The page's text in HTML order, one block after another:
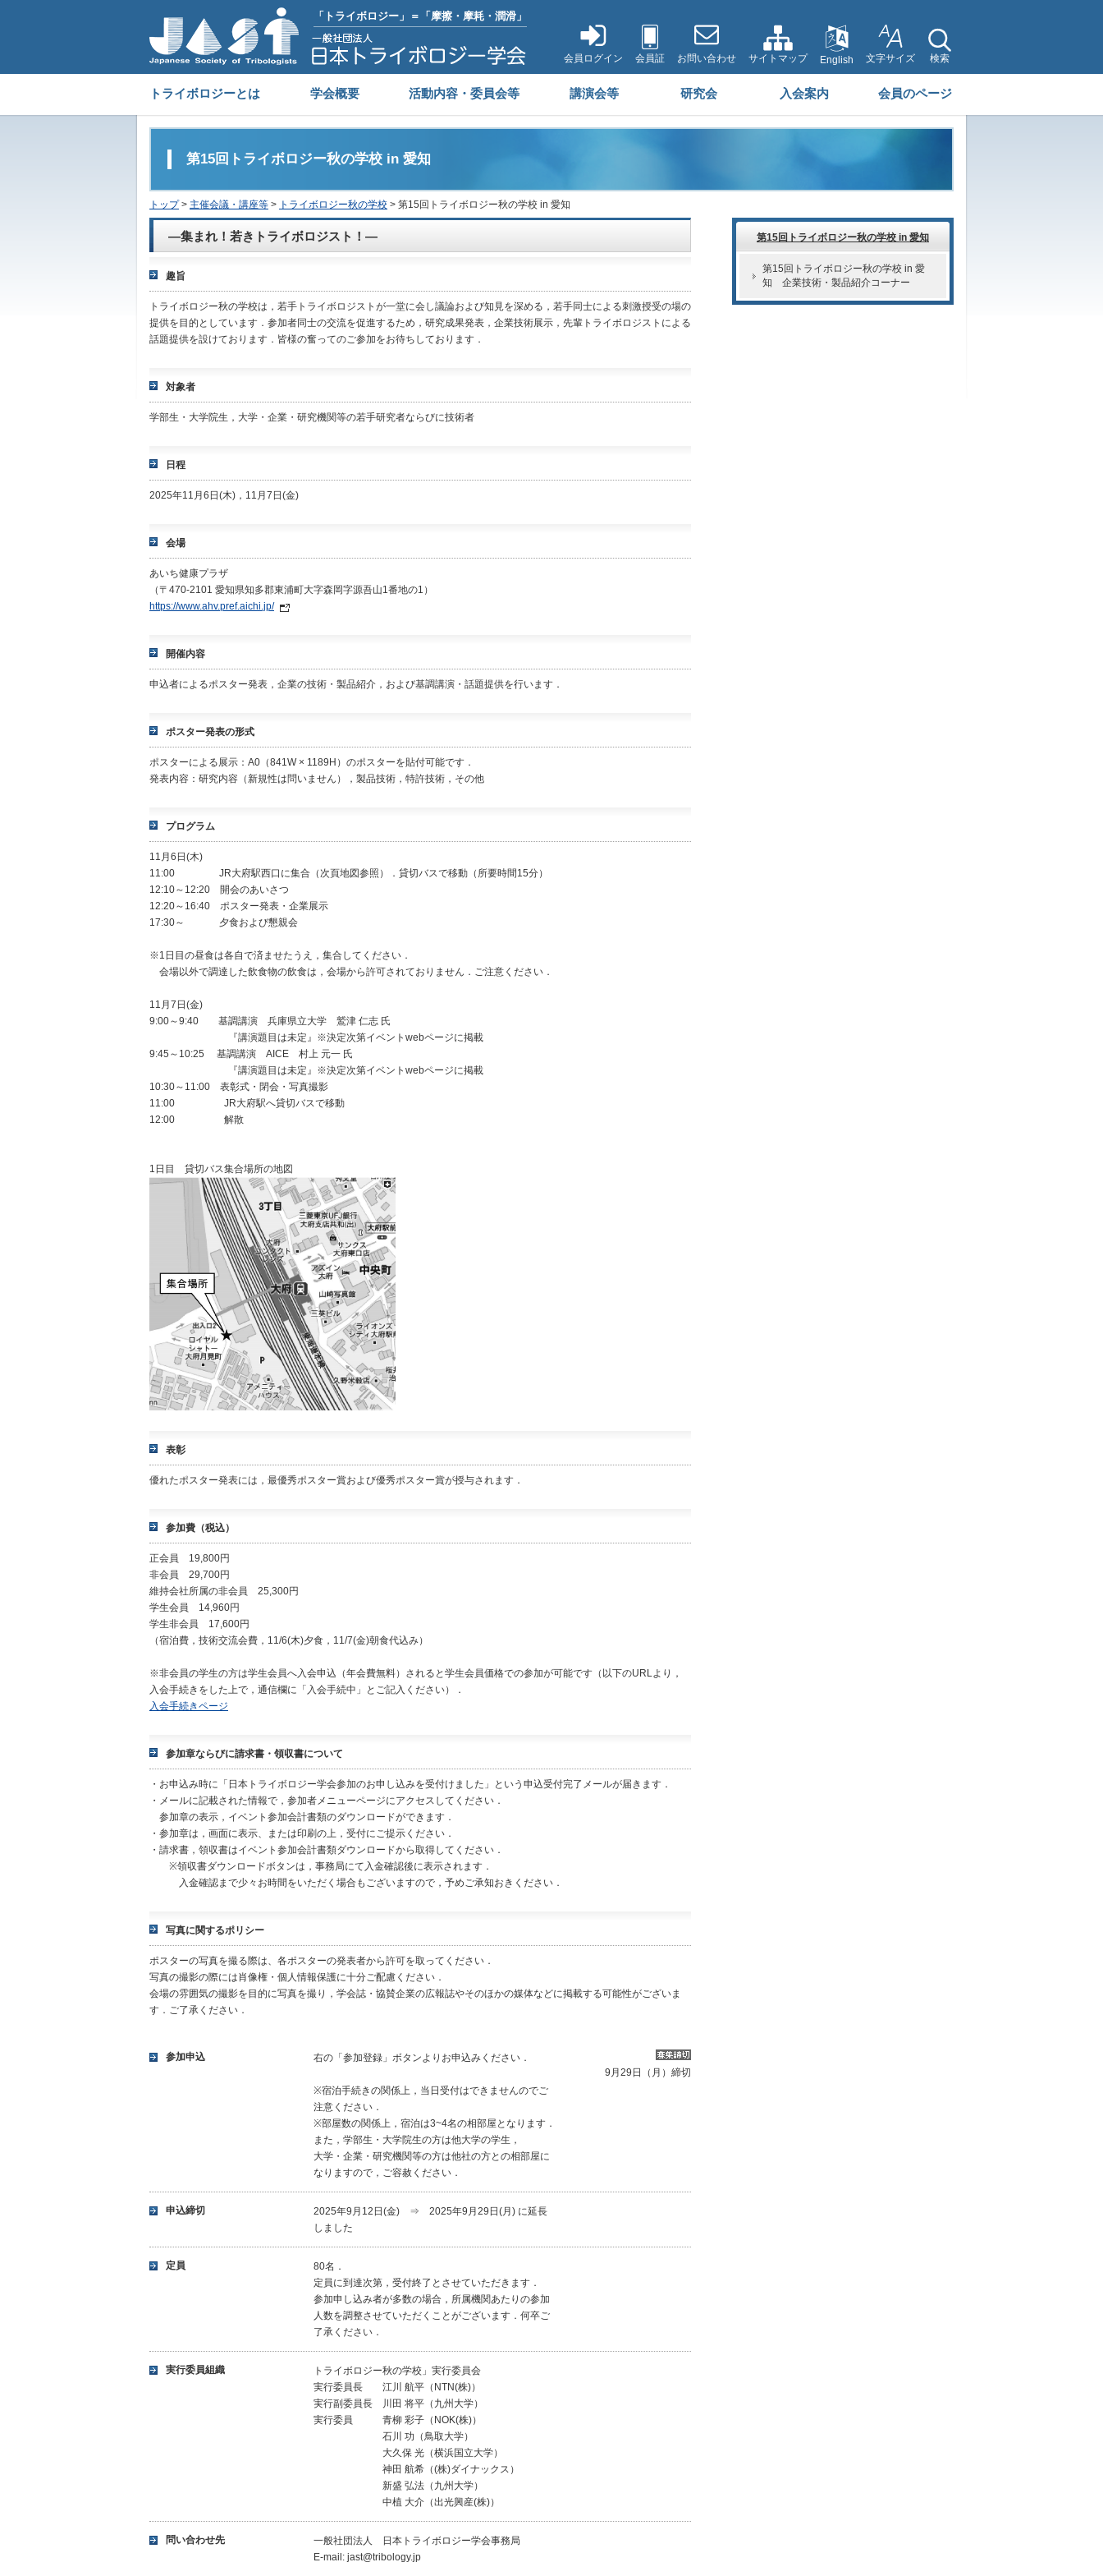
「トライボロジー」＝「摩擦・摩耗・潤滑」
会員ログイン 会員証 お問い合わせ サイトマップ English 文字サイズ 検索
トライボロジーとは 学会概要 活動内容・委員会等 講演会等 研究会 入会案内 会員のページ
第15回トライボロジー秋の学校 in 愛知
トップ> 主催会議・講座等 > トライボロジー秋の学校 > 第15回トライボロジー秋の学校 in 愛知
—集まれ！若きトライボロジスト！—
趣旨
トライボロジー秋の学校は，若手トライボロジストが一堂に会し議論および知見を深める，若手同士による刺激授受の場の
提供を目的としています．参加者同士の交流を促進するため，研究成果発表，企業技術展示，先輩トライボロジストによる
話題提供を設けております．皆様の奮ってのご参加をお待ちしております．
対象者
学部生・大学院生，大学・企業・研究機関等の若手研究者ならびに技術者
日程
2025年11月6日(木)，11月7日(金)
会場
あいち健康プラザ
（〒470-2101 愛知県知多郡東浦町大字森岡字源吾山1番地の1）
https://www.ahv.pref.aichi.jp/
開催内容
申込者によるポスター発表，企業の技術・製品紹介，および基調講演・話題提供を行います．
ポスター発表の形式
ポスターによる展示：A0（841W × 1189H）のポスターを貼付可能です．
発表内容：研究内容（新規性は問いません），製品技術，特許技術，その他
プログラム
11月6日(木)
11:00 JR大府駅西口に集合（次頁地図参照）．貸切バスで移動（所要時間15分）
12:10～12:20 開会のあいさつ
12:20～16:40 ポスター発表・企業展示
17:30～ 夕食および懇親会
※1日目の昼食は各自で済ませたうえ，集合してください．
会場以外で調達した飲食物の飲食は，会場から許可されておりません．ご注意ください．
11月7日(金)
9:00～9:40 基調講演 兵庫県立大学 鷲津 仁志 氏
『講演題目は未定』※決定次第イベントwebページに掲載
9:45～10:25 基調講演 AICE 村上 元一 氏
『講演題目は未定』※決定次第イベントwebページに掲載
10:30～11:00 表彰式・閉会・写真撮影
11:00 JR大府駅へ貸切バスで移動
12:00 解散
1日目 貸切バス集合場所の地図
表彰
優れたポスター発表には，最優秀ポスター賞および優秀ポスター賞が授与されます．
参加費（税込）
正会員 19,800円
非会員 29,700円
維持会社所属の非会員 25,300円
学生会員 14,960円
学生非会員 17,600円
（宿泊費，技術交流会費，11/6(木)夕食，11/7(金)朝食代込み）
※非会員の学生の方は学生会員へ入会申込（年会費無料）されると学生会員価格での参加が可能です（以下のURLより，
入会手続きをした上で，通信欄に「入会手続中」とご記入ください）．
入会手続きページ
参加章ならびに請求書・領収書について
・お申込み時に「日本トライボロジー学会参加のお申し込みを受付けました」という申込受付完了メールが届きます．
・メールに記載された情報で，参加者メニューページにアクセスしてください．
参加章の表示，イベント参加会計書類のダウンロードができます．
・参加章は，画面に表示、または印刷の上，受付にご提示ください．
・請求書，領収書はイベント参加会計書類ダウンロードから取得してください．
※領収書ダウンロードボタンは，事務局にて入金確認後に表示されます．
入金確認まで少々お時間をいただく場合もございますので，予めご承知おきください．
写真に関するポリシー
ポスターの写真を撮る際は、各ポスターの発表者から許可を取ってください．
写真の撮影の際には肖像権・個人情報保護に十分ご配慮ください．
会場の雰囲気の撮影を目的に写真を撮り，学会誌・協賛企業の広報誌やそのほかの媒体などに掲載する可能性がございま
す．ご了承ください．
参加申込 右の「参加登録」ボタンよりお申込みください．
※宿泊手続きの関係上，当日受付はできませんのでご
注意ください．
※部屋数の関係上，宿泊は3~4名の相部屋となります．
また，学部生・大学院生の方は他大学の学生，
大学・企業・研究機関等の方は他社の方との相部屋に
なりますので，ご容赦ください．
9月29日（月）締切
申込締切
2025年9月12日(金) ⇒ 2025年9月29日(月) に延長
しました
定員
80名．
定員に到達次第，受付終了とさせていただきます．
参加申し込み者が多数の場合，所属機関あたりの参加
人数を調整させていただくことがございます．何卒ご
了承ください．
実行委員組織
トライボロジー秋の学校」実行委員会
実行委員長 江川 航平（NTN(株)）
実行副委員長 川田 将平（九州大学）
実行委員 青柳 彩子（NOK(株)）
石川 功（鳥取大学）
大久保 光（横浜国立大学）
神田 航希（(株)ダイナックス）
新盛 弘法（九州大学）
中植 大介（出光興産(株)）
問い合わせ先
一般社団法人 日本トライボロジー学会事務局
E-mail: jast@tribology.jp
第15回トライボロジー秋の学校 in 愛知
第15回トライボロジー秋の学校 in 愛
知 企業技術・製品紹介コーナー